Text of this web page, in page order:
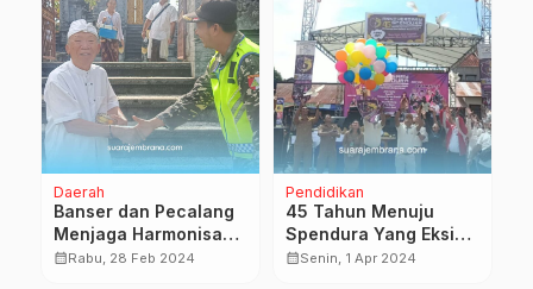
Daerah
Banser dan Pecalang
Menjaga Harmonisasi
Toleransi Beragama
calendar_monthRabu, 28 Feb 2024
Pendidikan
45 Tahun Menuju
Spendura Yang Eksis
dan Optimis
calendar_monthSenin, 1 Apr 2024